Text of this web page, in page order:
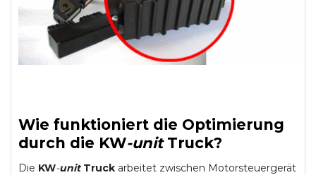
Wie funktioniert die Optimierung
durch die KW-unit Truck?
Die KW-unit Truck arbeitet zwischen Motorsteuergerät